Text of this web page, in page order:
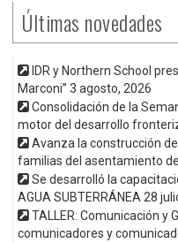
Últimas novedades
IDR y Northern School
Marconi” 3 agosto, 2026
Consolidación de la
motor del desarrollo
Avanza la construcción
familias del asentamiento
Se desarrolló la
AGUA SUBTERRÁNEA28
TALLER: Comunicación y
comunicadores y